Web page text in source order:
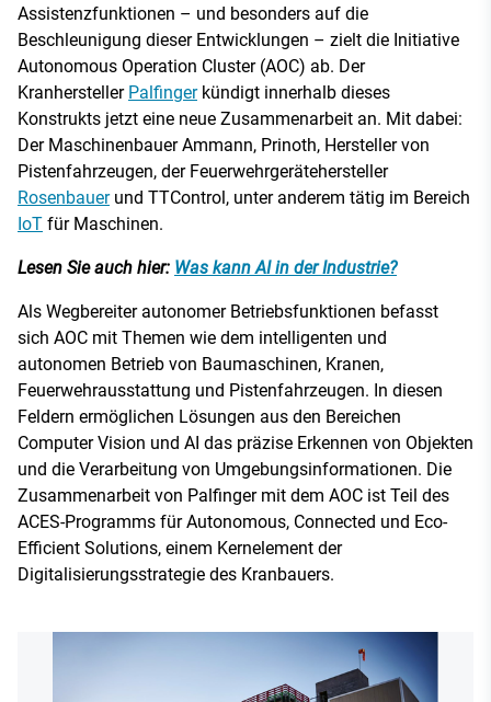
Assistenzfunktionen – und besonders auf die
Beschleunigung dieser Entwicklungen – zielt die Initiative
Autonomous Operation Cluster (AOC) ab. Der
Kranhersteller Palfingerkündigt innerhalb dieses
Konstrukts jetzt eine neue Zusammenarbeit an. Mit dabei:
Der Maschinenbauer Ammann, Prinoth, Hersteller von
Pistenfahrzeugen, der Feuerwehrgerätehersteller
Rosenbauerund TTControl, unter anderem tätig im Bereich
IoT für Maschinen.
Lesen Sie auch hier: Was kann AI in der Industrie?
Als Wegbereiter autonomer Betriebsfunktionen befasst
sich AOC mit Themen wie dem intelligenten und
autonomen Betrieb von Baumaschinen, Kranen,
Feuerwehrausstattung und Pistenfahrzeugen. In diesen
Feldern ermöglichen Lösungen aus den Bereichen
Computer Vision und AI das präzise Erkennen von Objekten
und die Verarbeitung von Umgebungsinformationen. Die
Zusammenarbeit von Palfinger mit dem AOC ist Teil des
ACES-Programms für Autonomous, Connected und Eco-
Efficient Solutions, einem Kernelement der
Digitalisierungsstrategie des Kranbauers.